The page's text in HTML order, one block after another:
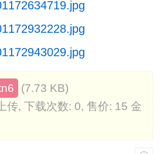
(7.73 KB)
传, 下载次数: 0, 售价: 15 金